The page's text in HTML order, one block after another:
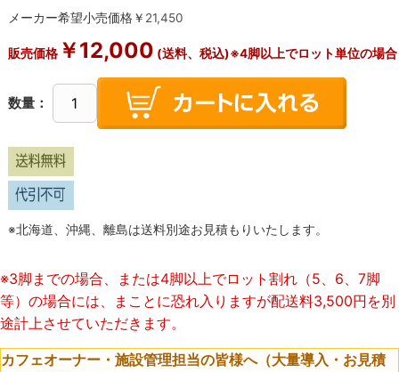
メーカー希望小売価格￥ 21,450
販売価格￥12,000 (送料、税込)※4脚以上でロット単位の場合
数量：
※北海道、沖縄、離島は送料別途お見積もりいたします。
※3脚までの場合、または4脚以上でロット割れ（5、6、7脚
等）の場合には、まことに恐れ入りますが配送料3,500円を別
途計上させていただきます。
カフェオーナー・施設管理担当の皆様へ（大量導入・お見積